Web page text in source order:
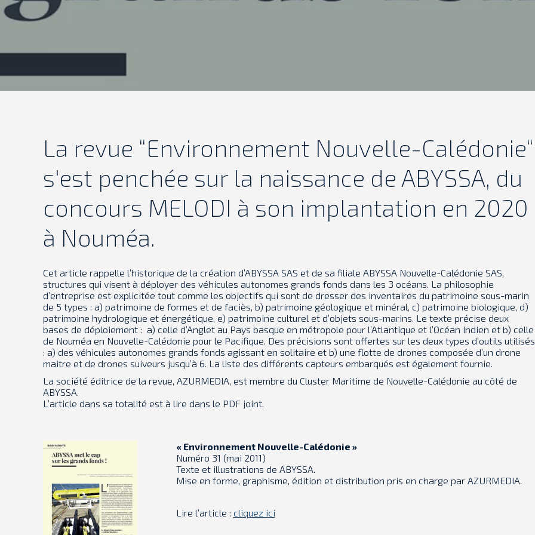
La revue “Environnement Nouvelle-Calédonie“
s'est penchée sur la naissance de ABYSSA, du
concours MELODI à son implantation en 2020
à Nouméa.
Cet article rappelle l’historique de la création d’ABYSSA SAS et de sa filiale ABYSSA Nouvelle-Calédonie SAS,
structures qui visent à déployer des véhicules autonomes grands fonds dans les 3 océans. La philosophie
d’entreprise est explicitée tout comme les objectifs qui sont de dresser des inventaires du patrimoine sous-marin
de 5 types : a) patrimoine de formes et de faciès, b) patrimoine géologique et minéral, c) patrimoine biologique, d)
patrimoine hydrologique et énergétique, e) patrimoine culturel et d’objets sous-marins. Le texte précise deux
bases de déploiement : a) celle d’Anglet au Pays basque en métropole pour l’Atlantique et l’Océan Indien et b) celle
de Nouméa en Nouvelle-Calédonie pour le Pacifique. Des précisions sont offertes sur les deux types d’outils utilisés
: a) des véhicules autonomes grands fonds agissant en solitaire et b) une flotte de drones composée d’un drone
maitre et de drones suiveurs jusqu’à 6. La liste des différents capteurs embarqués est également fournie.
La société éditrice de la revue, AZURMEDIA, est membre du Cluster Maritime de Nouvelle-Calédonie au côté de
ABYSSA.
L’article dans sa totalité est à lire dans le PDF joint.
« Environnement Nouvelle-Calédonie »
Numéro 31 (mai 2011)
Texte et illustrations de ABYSSA.
Mise en forme, graphisme, édition et distribution pris en charge par AZURMEDIA.
Lire l’article : cliquez ici